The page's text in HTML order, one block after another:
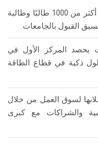
معامل التنسيق الإلكتروني تستقبل أكثر من 1000 طالبًا وطالبة
القبول بالجامعات
يحصد المركز الأول في
ذكية في قطاع الطاقة
لسوق العمل من خلال
والشراكات مع كبرى